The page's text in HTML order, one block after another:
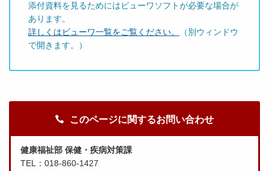
添付資料を見るためにはビューワソフトが必要な場合が
あります。
詳しくはビューワ一覧をご覧ください。
（別ウィンドウ
で開きます。）
このページに関するお問い合わせ
健康福祉部 保健・疾病対策課
TEL：018-860-1427